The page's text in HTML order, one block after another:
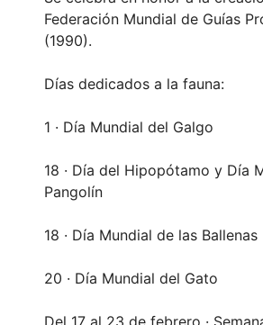
Federación Mundial de Guías
(1990).
Días dedicados a la fauna:
1 · Día Mundial del Galgo
18 · Día del Hipopótamo y Día
Pangolín
18 · Día Mundial de las Ballenas
20 · Día Mundial del Gato
Del 17 al 23 de febrero ·